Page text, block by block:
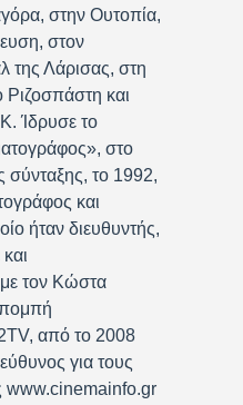
στην Ουτοπία,
στον
της Λάρισας, στη
και
Ίδρυσε το
στο
σύνταξης, το 1992,
και
ήταν διευθυντής,
τον Κώστα
από το 2008
για τους
www.cinemainfo.gr